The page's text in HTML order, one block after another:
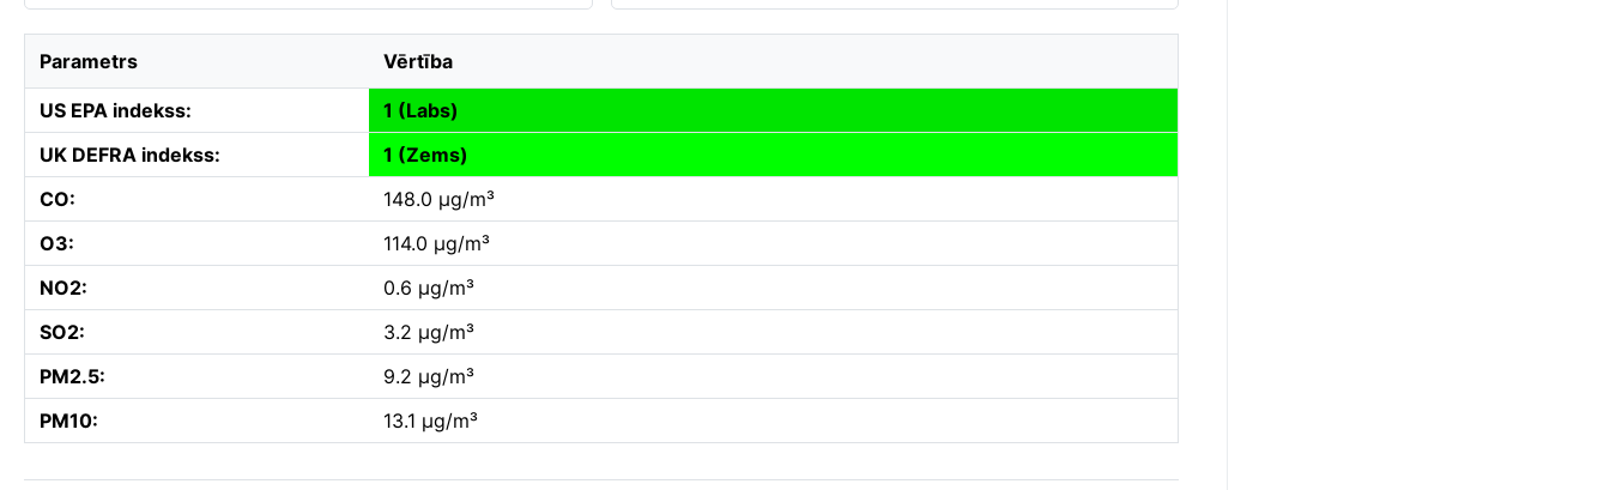
Parametrs Vērtība
US EPA indekss:
1 (Labs)
UK DEFRA indekss:
1 (Zems)
CO:
148.0 µg/m³
O3:
114.0 µg/m³
NO2:
0.6 µg/m³
SO2:
3.2 µg/m³
PM2.5:
9.2 µg/m³
PM10:
13.1 µg/m³